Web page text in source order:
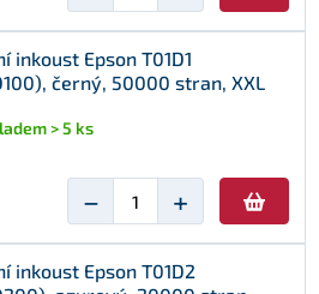
inkoust Epson T01D1
černý, 50000 stran, XXL
> 5 ks
− +
inkoust Epson T01D2